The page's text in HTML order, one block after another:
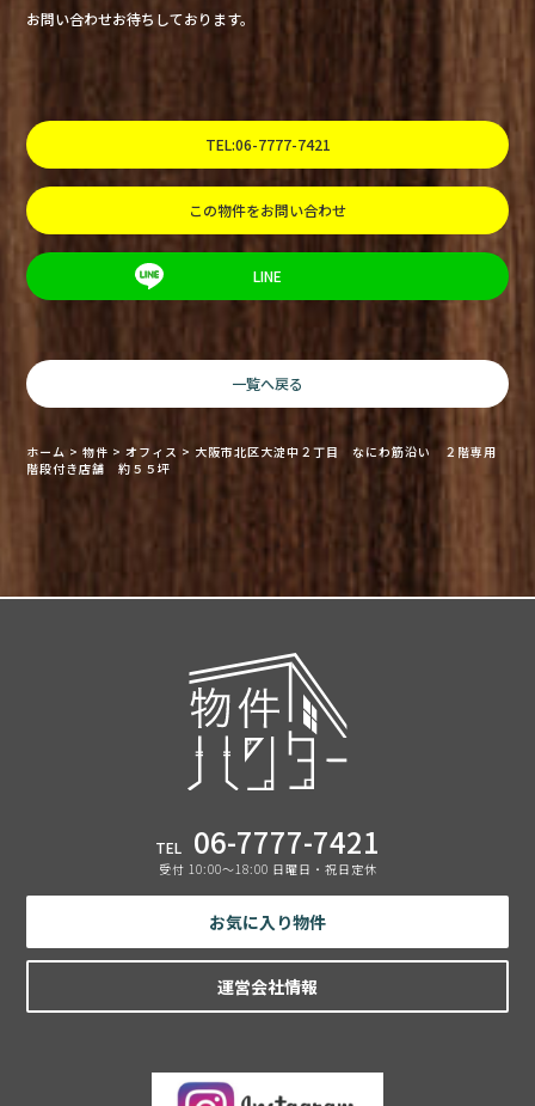
お問い合わせお待ちしております。
TEL:06-7777-7421
この物件をお問い合わせ
LINE
一覧へ戻る
ホーム >物件 >オフィス > 大阪市北区大淀中２丁目 なにわ筋沿い ２階専用
階段付き店舗 約５５坪
TEL 06-7777-7421
受付 10:00〜18:00 日曜日・祝日定休
お気に入り物件
運営会社情報